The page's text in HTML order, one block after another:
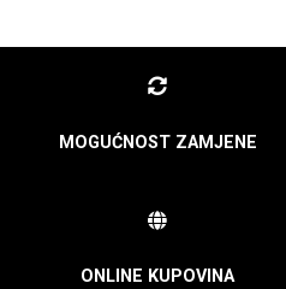
MOGUĆNOST ZAMJENE
ONLINE KUPOVINA